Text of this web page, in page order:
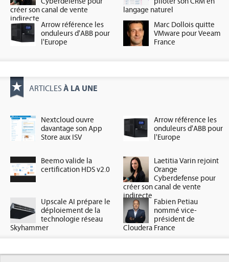
créer son canal de vente
indirecte
langage naturel
Arrow référence les
onduleurs d'ABB pour
l'Europe
Marc Dollois quitte
VMware pour Veeam
France
ARTICLES À LA UNE
Nextcloud ouvre
davantage son App
Store aux ISV
Arrow référence les
onduleurs d'ABB pour
l'Europe
Beemo valide la
certification HDS v2.0
Laetitia Varin rejoint
Orange
Cyberdefense pour
créer son canal de vente
indirecte
Upscale AI prépare le
déploiement de la
technologie réseau
Skyhammer
Fabien Petiau
nommé vice-
président de
Cloudera France